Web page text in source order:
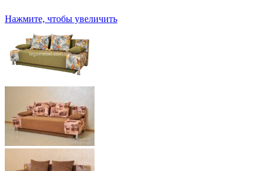
Нажмите, чтобы увеличить